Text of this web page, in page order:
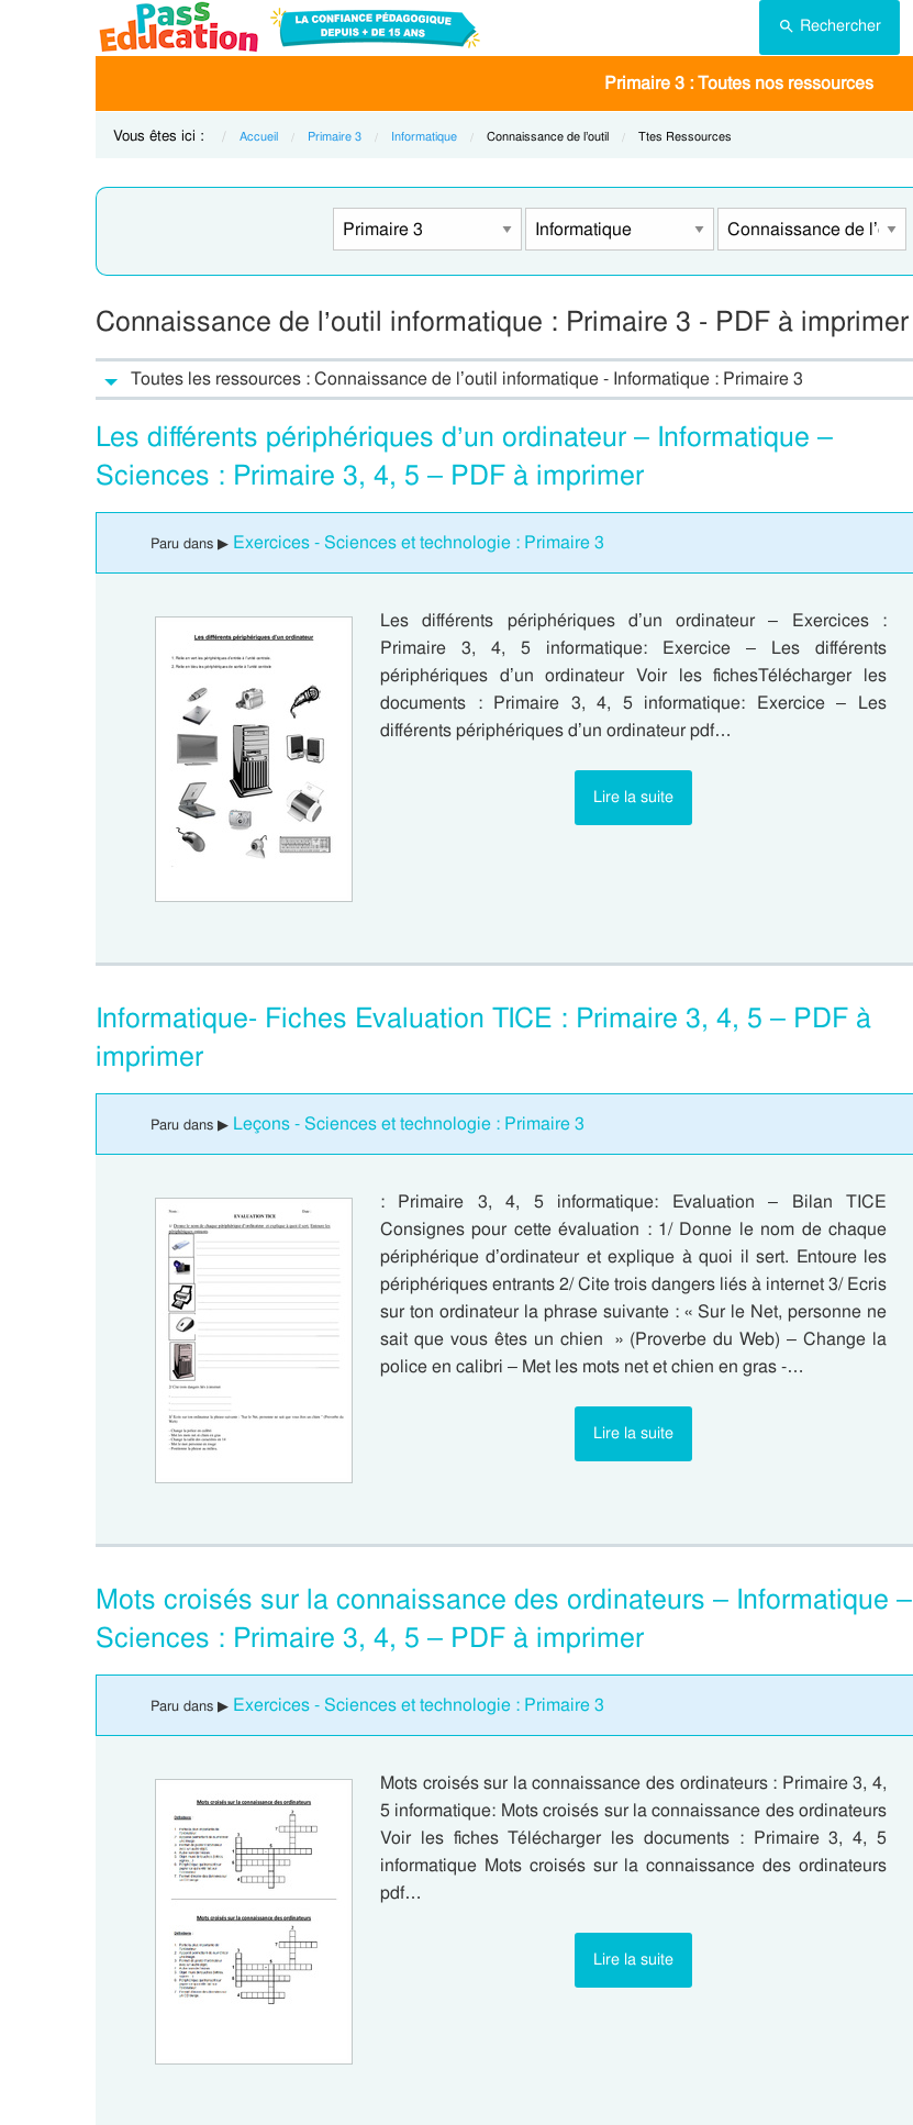
Rechercher
Primaire 3 : Toutes nos ressources
Vous êtes ici : Accueil Primaire 3 Informatique Current:
Connaissance de l’outil Current:
Ttes Ressources
Connaissance de l’outil informatique : Primaire 3 - PDF à imprimer
Toutes les ressources : Connaissance de l’outil informatique - Informatique : Primaire 3
Les différents périphériques d’un ordinateur – Informatique –
Sciences : Primaire 3, 4, 5 – PDF à imprimer
Paru dans ▶ Exercices - Sciences et technologie : Primaire 3
Les différents périphériques d’un ordinateur – Exercices :
Primaire 3, 4, 5 informatique: Exercice – Les différents
périphériques d’un ordinateur Voir les fichesTélécharger les
documents : Primaire 3, 4, 5 informatique: Exercice – Les
différents périphériques d’un ordinateur pdf…
Lire la suite
Informatique- Fiches Evaluation TICE : Primaire 3, 4, 5 – PDF à
imprimer
Paru dans ▶ Leçons - Sciences et technologie : Primaire 3
: Primaire 3, 4, 5 informatique: Evaluation – Bilan TICE
Consignes pour cette évaluation : 1/ Donne le nom de chaque
périphérique d’ordinateur et explique à quoi il sert. Entoure les
périphériques entrants 2/ Cite trois dangers liés à internet 3/ Ecris
sur ton ordinateur la phrase suivante : « Sur le Net, personne ne
sait que vous êtes un chien » (Proverbe du Web) – Change la
police en calibri – Met les mots net et chien en gras -…
Lire la suite
Mots croisés sur la connaissance des ordinateurs – Informatique –
Sciences : Primaire 3, 4, 5 – PDF à imprimer
Paru dans ▶ Exercices - Sciences et technologie : Primaire 3
Mots croisés sur la connaissance des ordinateurs : Primaire 3, 4,
5 informatique: Mots croisés sur la connaissance des ordinateurs
Voir les fiches Télécharger les documents : Primaire 3, 4, 5
informatique Mots croisés sur la connaissance des ordinateurs
pdf…
Lire la suite